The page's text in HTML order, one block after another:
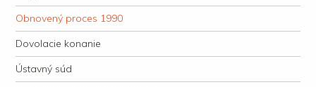
Obnovený proces 1990
Dovolacie konanie
Ústavný súd